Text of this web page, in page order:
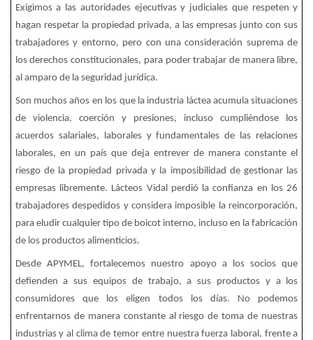
Exigimos a las autoridades ejecutivas y judiciales que respeten y
hagan respetar la propiedad privada, a las empresas junto con sus
trabajadores y entorno, pero con una consideración suprema de
los derechos constitucionales, para poder trabajar de manera libre,
al amparo de la seguridad jurídica.
Son muchos años en los que la industria láctea acumula situaciones
de violencia, coerción y presiones, incluso cumpliéndose los
acuerdos salariales, laborales y fundamentales de las relaciones
laborales, en un país que deja entrever de manera constante el
riesgo de la propiedad privada y la imposibilidad de gestionar las
empresas libremente. Lácteos Vidal perdió la confianza en los 26
trabajadores despedidos y considera imposible la reincorporación,
para eludir cualquier tipo de boicot interno, incluso en la fabricación
de los productos alimenticios.
Desde APYMEL, fortalecemos nuestro apoyo a los socios que
defienden a sus equipos de trabajo, a sus productos y a los
consumidores que los eligen todos los días. No podemos
enfrentarnos de manera constante al riesgo de toma de nuestras
industrias y al clima de temor entre nuestra fuerza laboral, frente a